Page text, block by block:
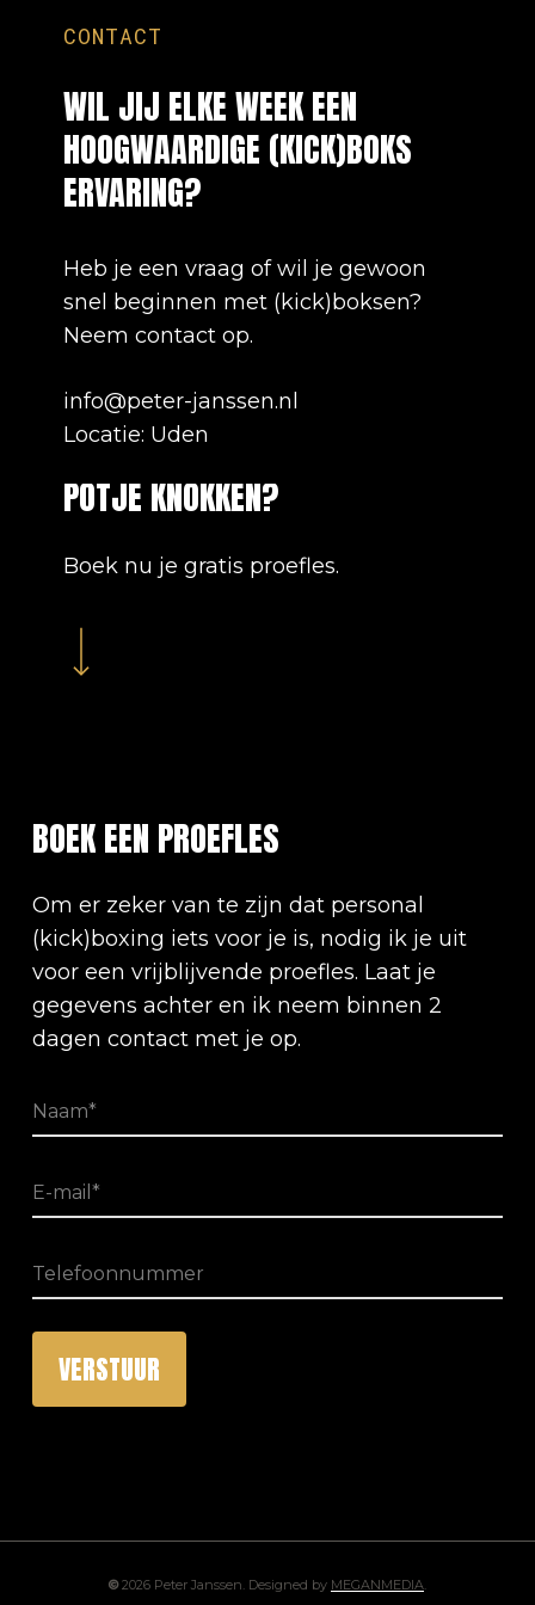
CONTACT
WIL JIJ ELKEWEEKEEN
HOOGWAARDIGE (KICK)BOKS
ERVARING?
Heb je een vraag of wil je gewoon
snel beginnen met (kick)boksen?
Neem contact op.
info@peter-janssen.nl
Locatie: Uden
POTJE KNOKKEN?
Boek nu je gratis proefles.
BOEKEEN PROEFLES
Om er zeker van te zijn dat personal
(kick)boxing iets voor je is, nodig ik je uit
voor een vrijblijvende proefles. Laat je
gegevens achter en ik neem binnen 2
dagen contact met je op.
©2026 Peter Janssen. Designed by MEGANMEDIA.